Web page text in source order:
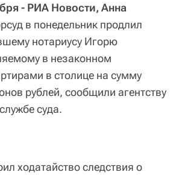
- РИА Новости, Анна
в понедельник продлил
нотариусу Игорю
в незаконном
в столице на сумму
рублей, сообщили агентству
суда.
ходатайство следствия о